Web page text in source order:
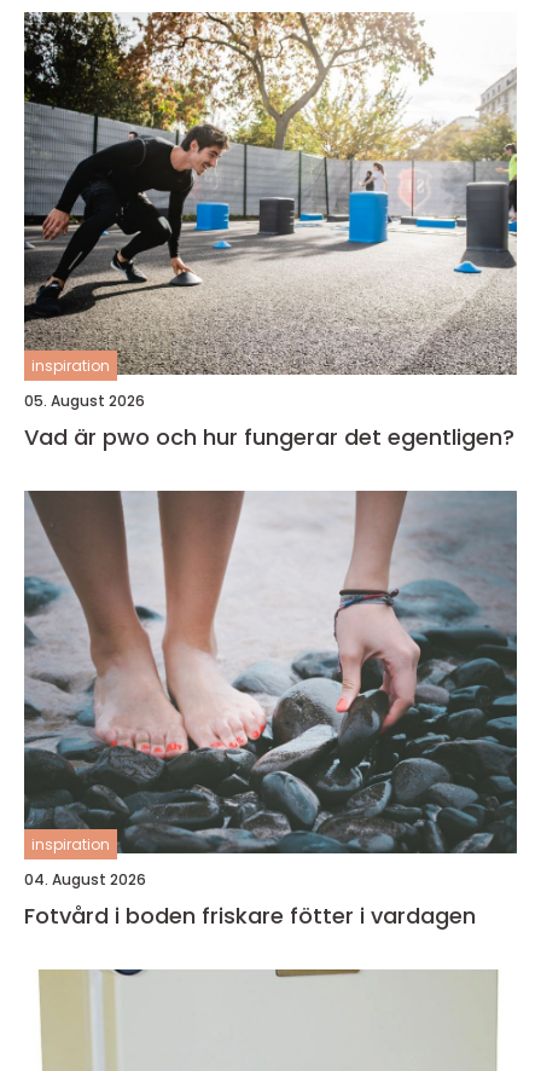
inspiration
05. August 2026
Vad är pwo och hur fungerar det egentligen?
inspiration
04. August 2026
Fotvård i boden friskare fötter i vardagen